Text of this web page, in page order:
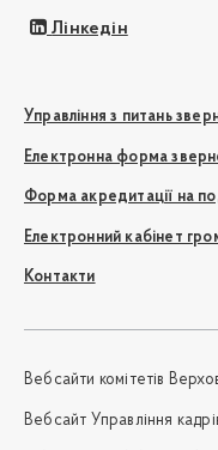
Лінкедін
Управління з питань
Електронна форма
Форма акредитації на
Електронний кабінет
Контакти
Вебсайти комітетів
Вебсайт Управління